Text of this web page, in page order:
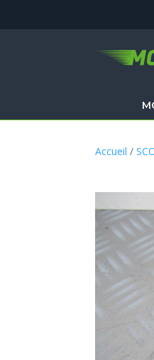
Accueil /